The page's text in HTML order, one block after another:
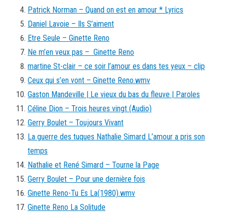
Patrick Norman – Quand on est en amour * Lyrics
Daniel Lavoie – Ils S’aiment
Etre Seule – Ginette Reno
Ne m’en veux pas – Ginette Reno
martine St-clair – ce soir l’amour es dans tes yeux – clip
Ceux qui s’en vont – Ginette Reno.wmv
Gaston Mandeville | Le vieux du bas du fleuve | Paroles
Céline Dion – Trois heures vingt (Audio)
Gerry Boulet – Toujours Vivant
La guerre des tuques Nathalie Simard L’amour a pris son
temps
Nathalie et René Simard – Tourne la Page
Gerry Boulet – Pour une dernière fois
Ginette Reno-Tu Es La(1980).wmv
Ginette Reno La Solitude